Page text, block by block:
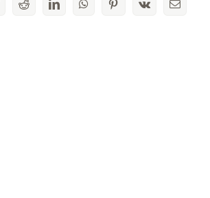
RedditLinkedInWhatsAppPinterestVk Email